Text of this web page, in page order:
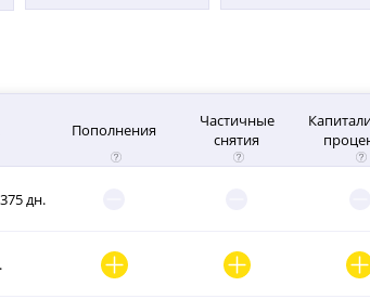
Пополнения
Частичные
снятия
дн.